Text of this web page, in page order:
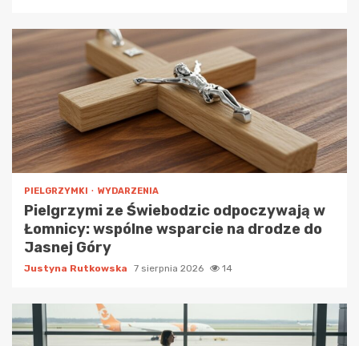
PIELGRZYMKI WYDARZENIA
Pielgrzymi ze Świebodzic odpoczywają w
Łomnicy: wspólne wsparcie na drodze do
Jasnej Góry
Justyna Rutkowska 7 sierpnia 2026 14